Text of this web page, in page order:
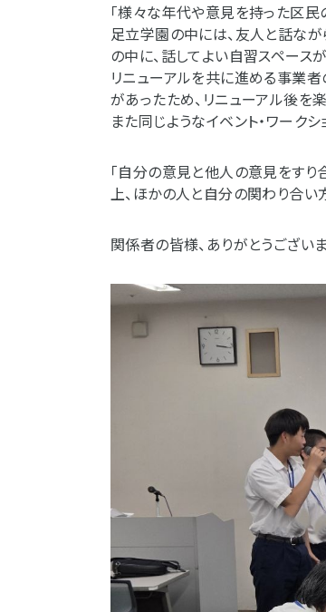
「様々な年代や意見を持った区民
足立学園の中には、友人と話なが
の中に、話してよい自習スペース
リニューアルを共に進める事業
があったため、リニューアル後を
また同じようなイベント・ワーク
「自分の意見と他人の意見をす
上、ほかの人と自分の関わり合い
関係者の皆様、ありがとうございま